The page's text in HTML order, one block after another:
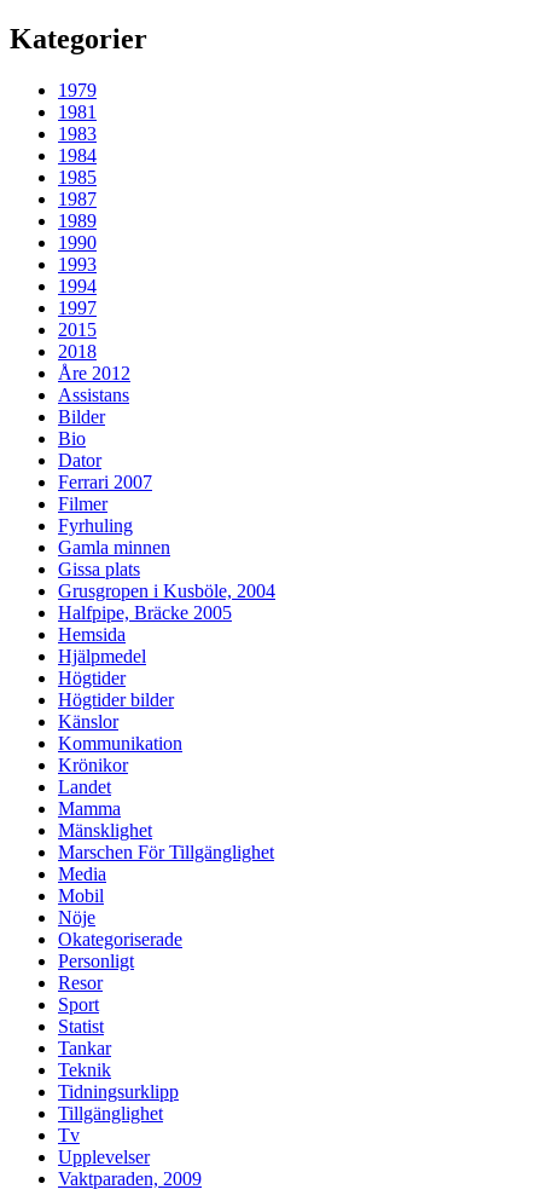
Kategorier
1979
1981
1983
1984
1985
1987
1989
1990
1993
1994
1997
2015
2018
Åre 2012
Assistans
Bilder
Bio
Dator
Ferrari 2007
Filmer
Fyrhuling
Gamla minnen
Gissa plats
Grusgropen i Kusböle, 2004
Halfpipe, Bräcke 2005
Hemsida
Hjälpmedel
Högtider
Högtider bilder
Känslor
Kommunikation
Krönikor
Landet
Mamma
Mänsklighet
Marschen För Tillgänglighet
Media
Mobil
Nöje
Okategoriserade
Personligt
Resor
Sport
Statist
Tankar
Teknik
Tidningsurklipp
Tillgänglighet
Tv
Upplevelser
Vaktparaden, 2009